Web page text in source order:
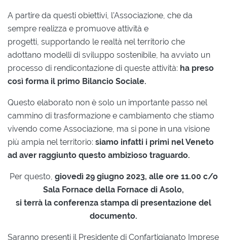
A partire da questi obiettivi, l'Associazione, che da
sempre realizza e promuove attività e
progetti, supportando le realtà nel territorio che
adottano modelli di sviluppo sostenibile, ha avviato un
processo di rendicontazione di queste attività: ha preso
così forma il primo Bilancio Sociale.
Questo elaborato non è solo un importante passo nel
cammino di trasformazione e cambiamento che stiamo
vivendo come Associazione, ma si pone in una visione
più ampia nel territorio: siamo infatti i primi nel Veneto
ad aver raggiunto questo ambizioso traguardo.
Per questo, giovedì 29 giugno 2023, alle ore 11.00 c/o
Sala Fornace della Fornace di Asolo,
si terrà la conferenza stampa di presentazione del
documento.
Saranno presenti il Presidente di Confartigianato Imprese